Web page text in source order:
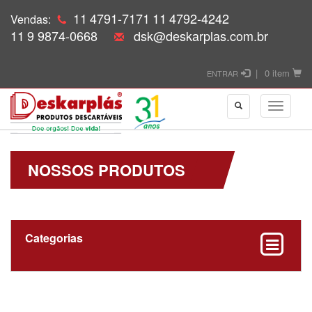
Vendas: 11 4791-7171 11 4792-4242
11 9 9874-0668 dsk@deskarplas.com.br
0 item
ENTRAR |
NOSSOS PRODUTOS
Categorias